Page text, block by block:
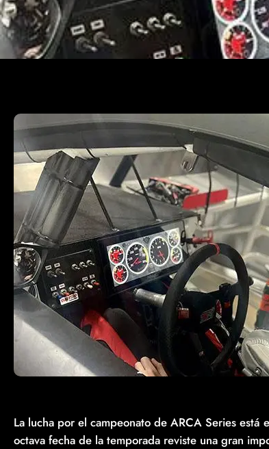
La lucha por el campeonato de ARCA Series
octava fecha de la temporada reviste una gran